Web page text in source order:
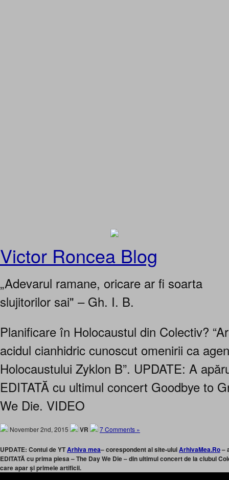
Victor Roncea Blog
„Adevarul ramane, oricare ar fi soarta
slujitorilor sai" – Gh. I. B.
Planificare în Holocaustul din Colectiv?
acidul cianhidric cunoscut omenirii ca
Holocaustului Zyklon B”. UPDATE: A
EDITATĂ cu ultimul concert Goodbye to
We Die. VIDEO
November 2nd, 2015 VR 7 Comments »
UPDATE: Contul de YTArhiva mea– corespondent al site-uluiArhivaMea.Ro–
EDITATĂ cu prima piesa – The Day We Die – din ultimul concert de la clubul
care apar şi primele artificii.